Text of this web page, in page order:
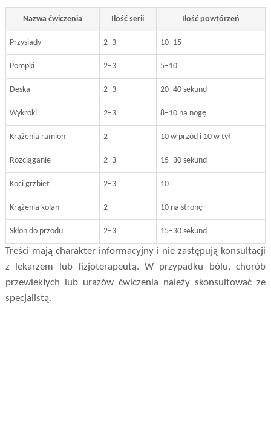
Nazwa ćwiczenia Ilość serii Ilość powtórzeń
Przysiady 2–3 10–15
Pompki 2–3 5–10
Deska 2–3 20–40 sekund
Wykroki 2–3 8–10 na nogę
Krążenia ramion 2 10 w przód i 10 w tył
Rozciąganie 2–3 15–30 sekund
Koci grzbiet 2–3 10
Krążenia kolan 2 10 na stronę
Skłon do przodu 2–3 15–30 sekund
Treści mają charakter informacyjny i nie zastępują konsultacji
z lekarzem lub fizjoterapeutą. W przypadku bólu, chorób
przewlekłych lub urazów ćwiczenia należy skonsultować ze
specjalistą.